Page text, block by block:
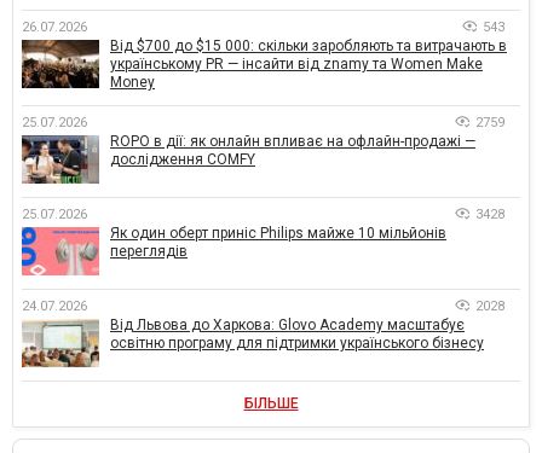
26.07.2026 543
Від $700 до $15 000: скільки заробляють та витрачають в
українському PR — інсайти від znamy та Women Make
Money
25.07.2026 2759
ROPO в дії: як онлайн впливає на офлайн-продажі —
дослідження COMFY
25.07.2026 3428
Як один оберт приніс Philips майже 10 мільйонів
переглядів
24.07.2026 2028
Від Львова до Харкова: Glovo Academy масштабує
освітню програму для підтримки українського бізнесу
БІЛЬШЕ